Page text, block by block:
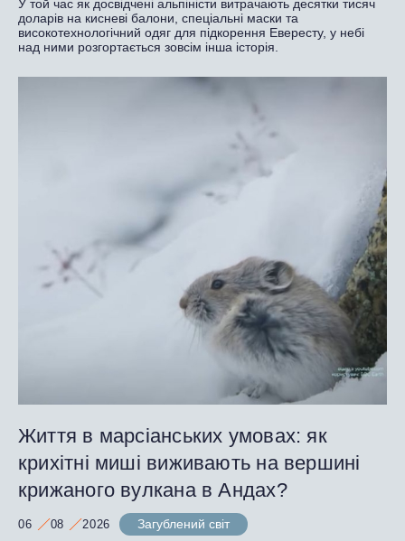
У той час як досвідчені альпіністи витрачають десятки тисяч
доларів на кисневі балони, спеціальні маски та
високотехнологічний одяг для підкорення Евересту, у небі
над ними розгортається зовсім інша історія.
Життя в марсіанських умовах: як
крихітні миші виживають на вершині
крижаного вулкана в Андах?
06 08 2026
Загублений світ